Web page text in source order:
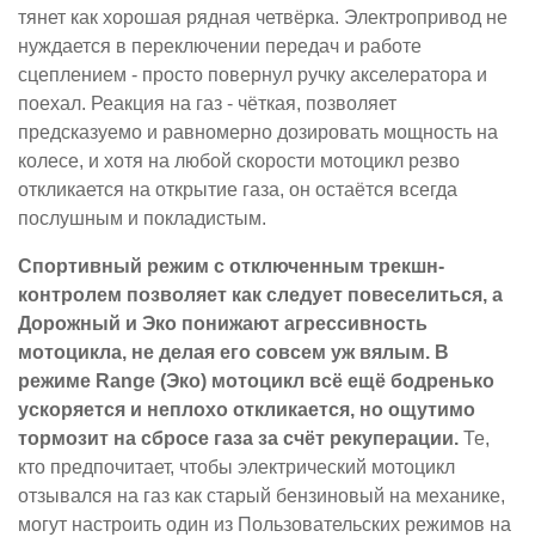
тянет как хорошая рядная четвёрка. Электропривод не
нуждается в переключении передач и работе
сцеплением - просто повернул ручку акселератора и
поехал. Реакция на газ - чёткая, позволяет
предсказуемо и равномерно дозировать мощность на
колесе, и хотя на любой скорости мотоцикл резво
откликается на открытие газа, он остаётся всегда
послушным и покладистым.
Спортивный режим с отключенным трекшн-
контролем позволяет как следует повеселиться, а
Дорожный и Эко понижают агрессивность
мотоцикла, не делая его совсем уж вялым. В
режиме Range (Эко) мотоцикл всё ещё бодренько
ускоряется и неплохо откликается, но ощутимо
тормозит на сбросе газа за счёт рекуперации. Те,
кто предпочитает, чтобы электрический мотоцикл
отзывался на газ как старый бензиновый на механике,
могут настроить один из Пользовательских режимов на